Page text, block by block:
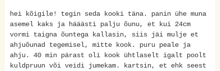
hei kõigile! tegin seda kooki täna. panin ühe muna
asemel kaks ja hääästi palju õunu, et kui 24cm
vormi taigna õuntega kallasin, siis jäi mulje et
ahjuõunad tegemisel, mitte kook. puru peale ja
ahju. 40 min pärast oli kook ühtlaselt igalt poolt
kuldpruun või veidi jumekam. kartsin, et ehk seest